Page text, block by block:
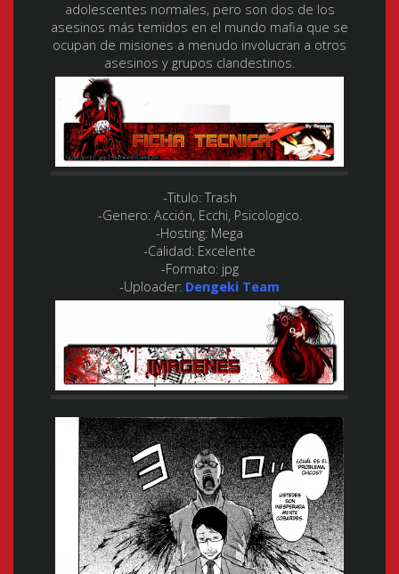
adolescentes normales, pero son dos de los
asesinos más temidos en el mundo mafia que se
ocupan de misiones a menudo involucran a otros
asesinos y grupos clandestinos.
-Titulo:Trash
-Genero:Acción, Ecchi, Psicologico.
-Hosting: Mega
-Calidad: Excelente
-Formato:jpg
-Uploader: Dengeki Team